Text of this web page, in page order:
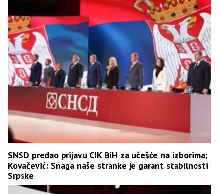
SNSD predao prijavu CIK BiH za učešće na izborima;
Kovačević: Snaga naše stranke je garant stabilnosti
Srpske